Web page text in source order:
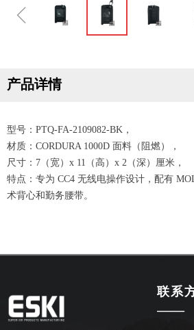
ꁆ
型号：PTQ-FA-2109082-BK，
材质：CORDURA 1000D 面料（阻燃），
尺寸：7（宽）x 11（高）x 2（深）厘米，
特点：专为 CC4 无线电操作设计，配有
术背心和勤务腰带。
产品详情
联系
——